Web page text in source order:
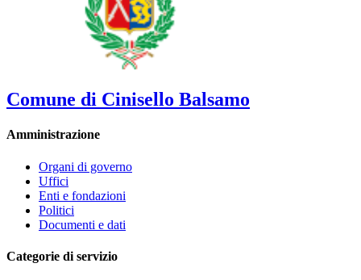
Comune di Cinisello Balsamo
Amministrazione
Organi di governo
Uffici
Enti e fondazioni
Politici
Documenti e dati
Categorie di servizio